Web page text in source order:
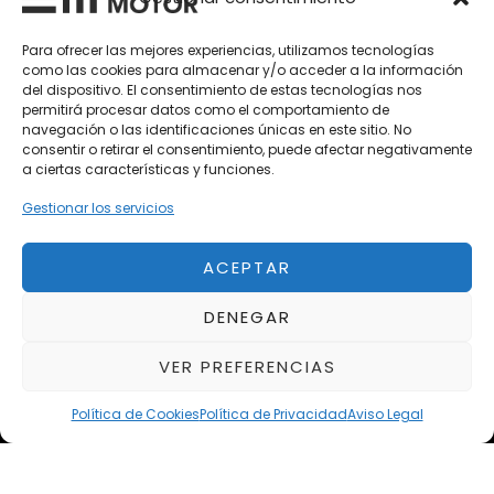
Para ofrecer las mejores experiencias, utilizamos tecnologías
como las cookies para almacenar y/o acceder a la información
del dispositivo. El consentimiento de estas tecnologías nos
permitirá procesar datos como el comportamiento de
navegación o las identificaciones únicas en este sitio. No
consentir o retirar el consentimiento, puede afectar negativamente
a ciertas características y funciones.
Gestionar los servicios
ACEPTAR
DENEGAR
VER PREFERENCIAS
Política de CookiesPolítica de PrivacidadAviso Legal
Vehículos Nuevos
Vehículos de Ocasión
Próximos
Eclipse by SELECTO
Del 12/08/2026 al 12/08/2026
Exclusive Top Cars 2026
Del 02/10/2026 al 05/10/2026